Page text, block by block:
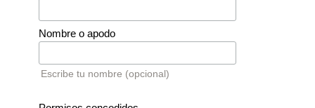
Nombre o apodo
Escribe tu nombre (opcional)